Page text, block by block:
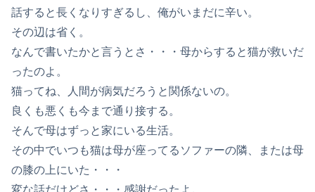
話すると長くなりすぎるし、俺がいまだに辛い。
その辺は省く。
なんで書いたかと言うとさ・・・母からすると猫が救いだ
ったのよ。
猫ってね、人間が病気だろうと関係ないの。
良くも悪くも今まで通り接する。
そんで母はずっと家にいる生活。
その中でいつも猫は母が座ってるソファーの隣、または母
の膝の上にいた・・・